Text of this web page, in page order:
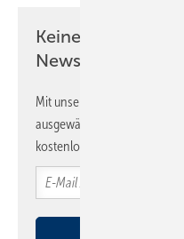
Keine Zeit? Kein
Newsletter!
Mit unserem Newsletter
ausgewählte Informationen
kostenlos direkt ins Postfach.